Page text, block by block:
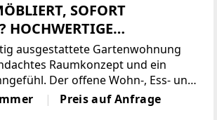
SOFORT
HOCHWERTIGE
ausgestattete Gartenwohnung
Raumkonzept und ein
Der offene Wohn-, Ess- und
das Herzstück der Wohnung
angenehmes Raumklima. Die voll
Preis auf Anfrage